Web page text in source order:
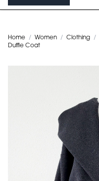
Home / Women / Clothing /
Duffle Coat